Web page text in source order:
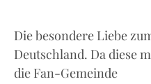
Die besondere Liebe
Deutschland. Da diese
die Fan-Gemeinde